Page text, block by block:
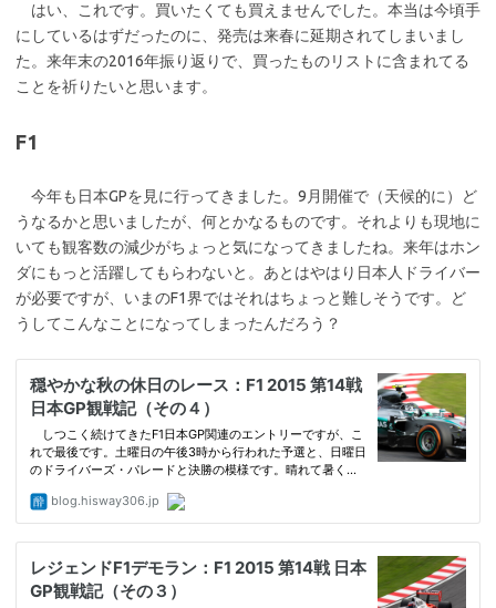
はい、これです。買いたくても買えませんでした。本当は今頃手
にしているはずだったのに、発売は来春に延期されてしまいまし
た。来年末の2016年振り返りで、買ったものリストに含まれてる
ことを祈りたいと思います。
F1
今年も日本GPを見に行ってきました。9月開催で（天候的に）ど
うなるかと思いましたが、何とかなるものです。それよりも現地に
いても観客数の減少がちょっと気になってきましたね。来年はホン
ダにもっと活躍してもらわないと。あとはやはり日本人ドライバー
が必要ですが、いまのF1界ではそれはちょっと難しそうです。ど
うしてこんなことになってしまったんだろう？